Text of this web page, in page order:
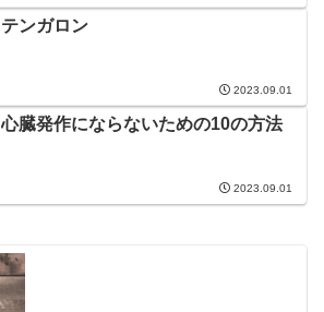
テンガロン
2023.09.01
心臓発作にならないための10の方法
2023.09.01